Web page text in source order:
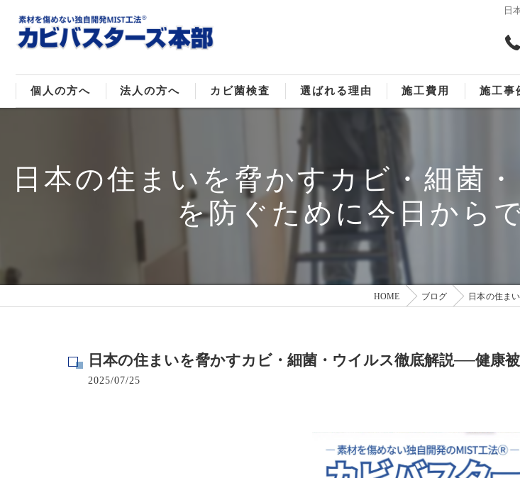
日
個人の方へ
マンションのカビ取り
法人の方へ
倉庫･工場のカビ取り
店舗のカビ取り
病院･クリニックのカビ取り
カビ菌検査 選ばれる理由
MIST工法®
ご依頼の流れ
施工費用 施工事
日本の住まいを脅かすカビ・細菌
を防ぐために今日から
HOME ブログ 日本の住ま
日本の住まいを脅かすカビ・細菌・ウイルス徹底解説──健康
2025/07/25